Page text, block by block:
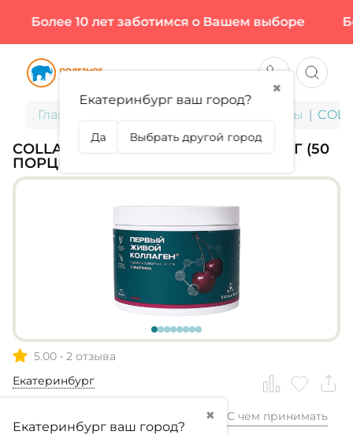
Более 10 лет заботимся о Вашем выборе
Главная БАДы для здоровья и красоты
COLLA GEN, ЖИВОЙ КОЛЛАГЕН, 500 Г (50
ПОРЦИЙ)
5.00 • 2 отзыва
Екатеринбург
✖
Екатеринбург ваш город?
4 620₽ С чем принимать
✖
Екатеринбург ваш город?
Да Выбрать другой город